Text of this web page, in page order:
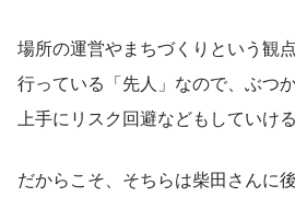
場所の運営やまちづくりという観
行っている「先人」なので、ぶつ
上手にリスク回避などもしていけ
だからこそ、そちらは柴田さんに